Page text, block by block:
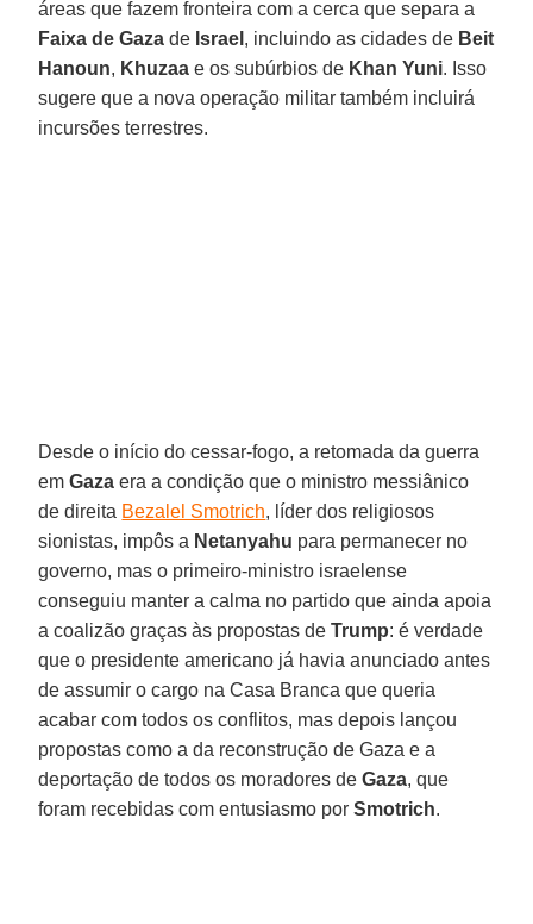
áreas que fazem fronteira com a cerca que separa a
Faixa de Gaza de Israel , incluindo as cidades de Beit
Hanoun, Khuzaa e os subúrbios de Khan Yuni. Isso
sugere que a nova operação militar também incluirá
incursões terrestres.
Desde o início do cessar-fogo, a retomada da guerra
emGaza era a condição que o ministro messiânico
de direita Bezalel Smotrich, líder dos religiosos
sionistas, impôs a Netanyahu para permanecer no
governo, mas o primeiro-ministro israelense
conseguiu manter a calma no partido que ainda apoia
a coalizão graças às propostas deTrump: é verdade
que o presidente americano já havia anunciado antes
de assumir o cargo na Casa Branca que queria
acabar com todos os conflitos, mas depois lançou
propostas como a da reconstrução de Gaza e a
deportação de todos os moradores deGaza, que
foram recebidas com entusiasmo porSmotrich.